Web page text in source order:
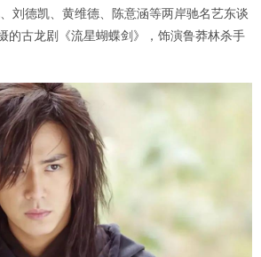
刘德凯、黄维德、陈意涵等两岸驰名艺东谈
的古龙剧《流星蝴蝶剑》，饰演鲁莽林杀手